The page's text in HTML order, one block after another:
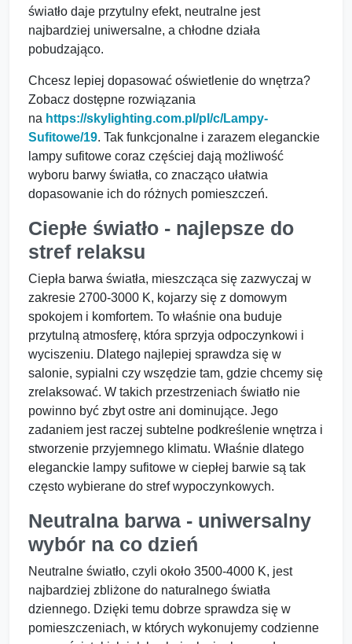
światło daje przytulny efekt, neutralne jest
najbardziej uniwersalne, a chłodne działa
pobudzająco.
Chcesz lepiej dopasować oświetlenie do wnętrza?
Zobacz dostępne rozwiązania
na https://skylighting.com.pl/pl/c/Lampy-
Sufitowe/19. Tak funkcjonalne i zarazem eleganckie
lampy sufitowe coraz częściej dają możliwość
wyboru barwy światła, co znacząco ułatwia
dopasowanie ich do różnych pomieszczeń.
Ciepłe światło - najlepsze do
stref relaksu
Ciepła barwa światła, mieszcząca się zazwyczaj w
zakresie 2700-3000 K, kojarzy się z domowym
spokojem i komfortem. To właśnie ona buduje
przytulną atmosferę, która sprzyja odpoczynkowi i
wyciszeniu. Dlatego najlepiej sprawdza się w
salonie, sypialni czy wszędzie tam, gdzie chcemy się
zrelaksować. W takich przestrzeniach światło nie
powinno być zbyt ostre ani dominujące. Jego
zadaniem jest raczej subtelne podkreślenie wnętrza i
stworzenie przyjemnego klimatu. Właśnie dlatego
eleganckie lampy sufitowe w ciepłej barwie są tak
często wybierane do stref wypoczynkowych.
Neutralna barwa - uniwersalny
wybór na co dzień
Neutralne światło, czyli około 3500-4000 K, jest
najbardziej zbliżone do naturalnego światła
dziennego. Dzięki temu dobrze sprawdza się w
pomieszczeniach, w których wykonujemy codzienne